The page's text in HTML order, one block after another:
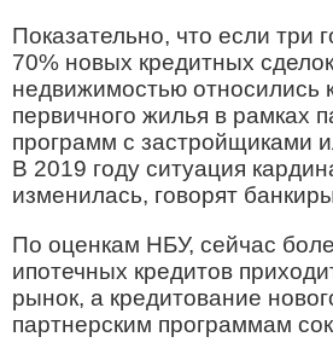
Показательно, что если три
70% новых кредитных
недвижимостью относились
первичного жилья в рамках
программ с застройщиками
В 2019 году ситуация
изменилась, говорят
По оценкам НБУ, сейчас
ипотечных кредитов
рынок, а кредитование
партнерским программам